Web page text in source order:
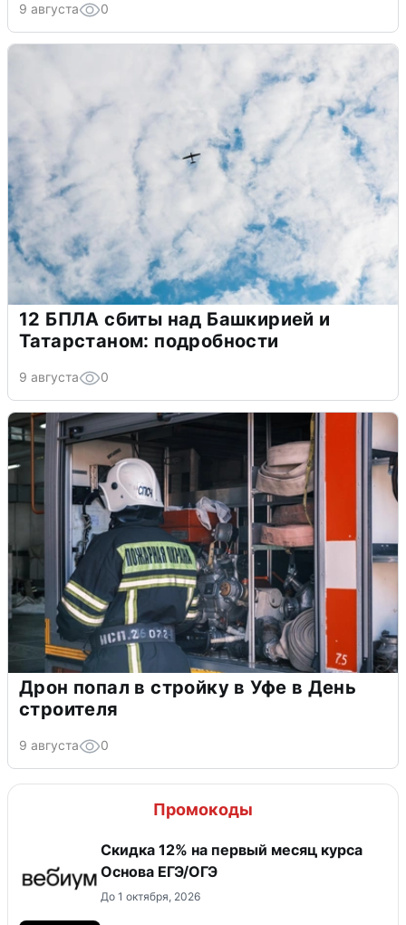
9 августа 0
12 БПЛА сбиты над Башкирией и
Татарстаном: подробности
9 августа 0
Дрон попал в стройку в Уфе в День
строителя
9 августа 0
Промокоды
Скидка 12% на первый месяц курса
Основа ЕГЭ/ОГЭ
До 1 октября, 2026